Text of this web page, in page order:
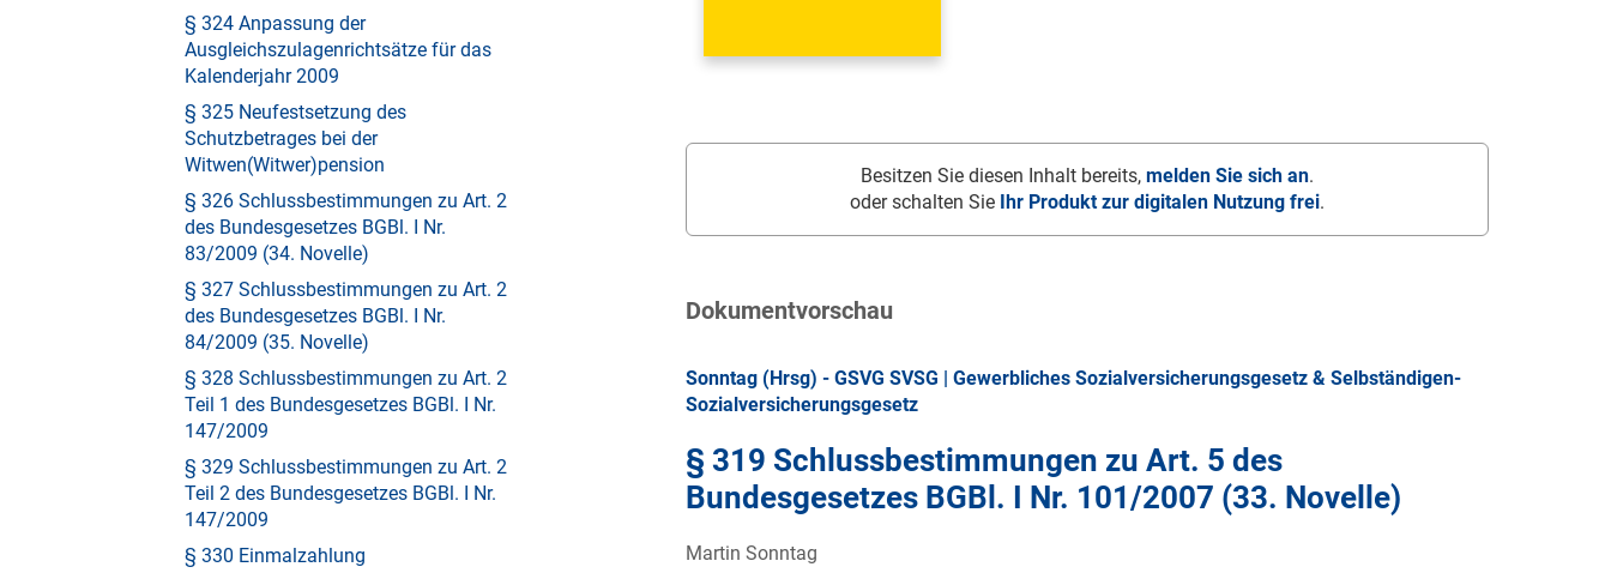
§ 324 Anpassung der
Ausgleichszulagenrichtsätze für das
Kalenderjahr 2009
§ 325 Neufestsetzung des
Schutzbetrages bei der
Witwen(Witwer)pension
§ 326 Schlussbestimmungen zu Art. 2
des Bundesgesetzes BGBl. I Nr.
83/2009 (34. Novelle)
§ 327 Schlussbestimmungen zu Art. 2
des Bundesgesetzes BGBl. I Nr.
84/2009 (35. Novelle)
§ 328 Schlussbestimmungen zu Art. 2
Teil 1 des Bundesgesetzes BGBl. I Nr.
147/2009
§ 329 Schlussbestimmungen zu Art. 2
Teil 2 des Bundesgesetzes BGBl. I Nr.
147/2009
§ 330 Einmalzahlung
Besitzen Sie diesen Inhalt bereits, melden Sie sich an.
oder schalten Sie
Ihr Produkt zur digitalen Nutzung frei.
Dokumentvorschau
Sonntag (Hrsg) - GSVG SVSG | Gewerbliches Sozialversicherungsgesetz & Selbständigen-
Sozialversicherungsgesetz
§ 319 Schlussbestimmungen zu Art. 5 des
Bundesgesetzes BGBl. I Nr. 101/2007 (33. Novelle)
Martin Sonntag